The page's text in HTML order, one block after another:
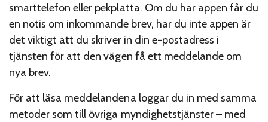
smarttelefon eller pekplatta. Om du har appen får du
en notis om inkommande brev, har du inte appen är
det viktigt att du skriver in din e-postadress i
tjänsten för att den vägen få ett meddelande om
nya brev.
För att läsa meddelandena loggar du in med samma
metoder som till övriga myndighetstjänster – med